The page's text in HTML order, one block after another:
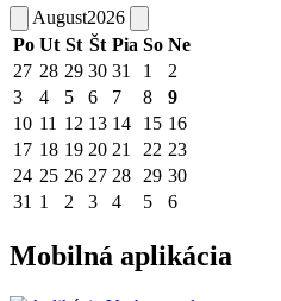
August2026
Po Ut St Št Pia So Ne
27 28 29 30 31 1
2
3
4 5 6 7 8
9
10 11 12 13 14 15 16
17 18 19 20 21 22 23
24 25 26 27 28 29 30
31 1 2 3 4 5 6
Mobilná aplikácia